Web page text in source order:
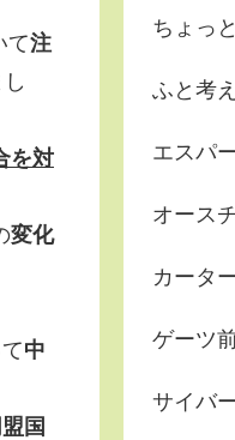
て注
を対
変化
中
国
ちょっ
ふと考
エスパ
オース
カータ
ゲーツ
サイバ